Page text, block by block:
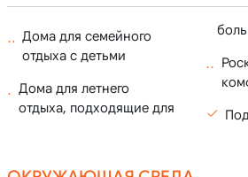
Дома для семейного
отдыха с детьми
Дома для летнего
отдыха, подходящие для